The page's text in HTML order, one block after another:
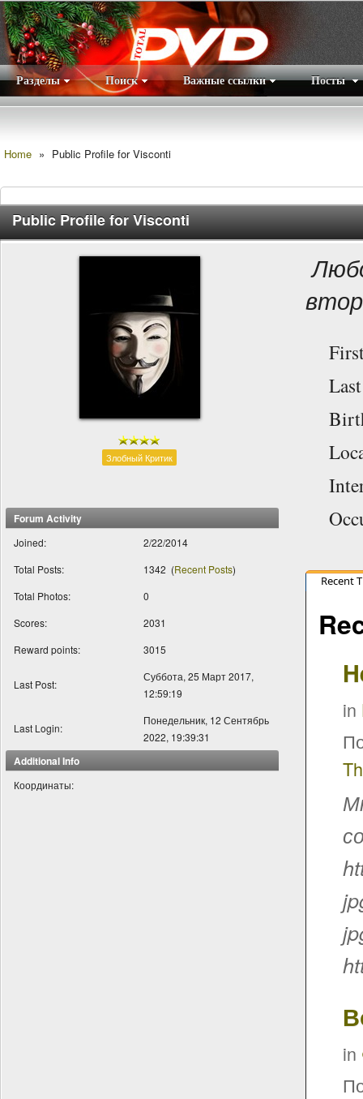
Разделы Поиск Важные ссылки Посты
Home » Public Profile for Visconti
Public Profile for Visconti
Злобный Критик
Forum Activity
Joined:
2/22/2014
Total Posts:
1342 (Recent Posts)
Total Photos:
0
Scores:
2031
Reward points:
3015
Last Post:
Суббота, 25 Март 2017,
12:59:19
Last Login:
Понедельник, 12 Сентябрь
2022, 19:39:31
Additional Info
Координаты:
Recent
in
in